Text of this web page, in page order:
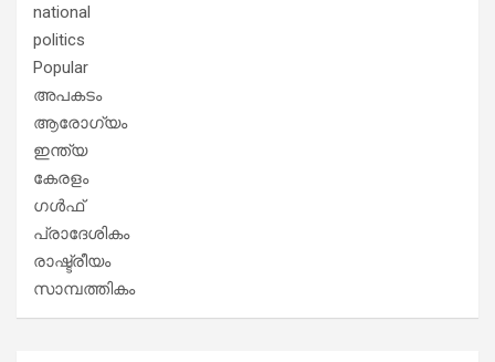
national
politics
Popular
അപകടം
ആരോഗ്യം
ഇന്ത്യ
കേരളം
ഗൾഫ്
പ്രാദേശികം
രാഷ്ട്രീയം
സാമ്പത്തികം